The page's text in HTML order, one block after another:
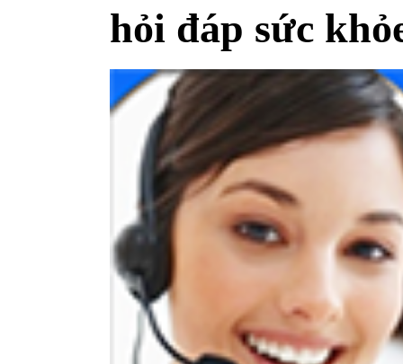
hỏi đáp sức